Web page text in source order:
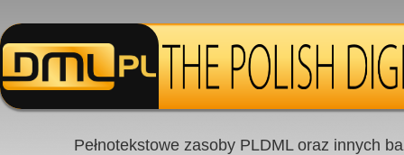
Pełnotekstowe zasoby PLDML oraz innych